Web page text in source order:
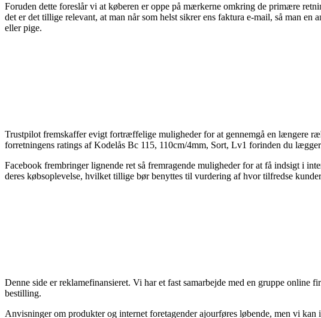
Foruden dette foreslår vi at køberen er oppe på mærkerne omkring de primære
det er det tillige relevant, at man når som helst sikrer ens faktura e-mail, så man
eller pige.
Trustpilot fremskaffer evigt fortræffelige muligheder for at gennemgå en længere
forretningens ratings af Kodelås Bc 115, 110cm/4mm, Sort, Lv1 forinden du
Facebook frembringer lignende ret så fremragende muligheder for at få indsigt i
deres købsoplevelse, hvilket tillige bør benyttes til vurdering af hvor tilfredse
Denne side er reklamefinansieret. Vi har et fast samarbejde med en gruppe
bestilling.
Anvisninger om produkter og internet foretagender ajourføres løbende, men vi